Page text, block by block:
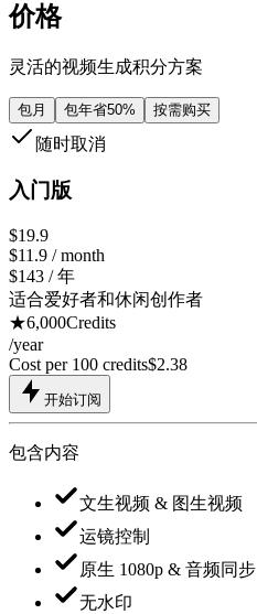
价格
灵活的视频生成积分方案
包月 包年省50% 按需购买
随时取消
入门版
$19.9
$11.9 / month
$143 / 年
适合爱好者和休闲创作者
★6,000Credits
/year
Cost per 100 credits$2.38
开始订阅
包含内容
文生视频 & 图生视频
运镜控制
原生 1080p & 音频同步
无水印